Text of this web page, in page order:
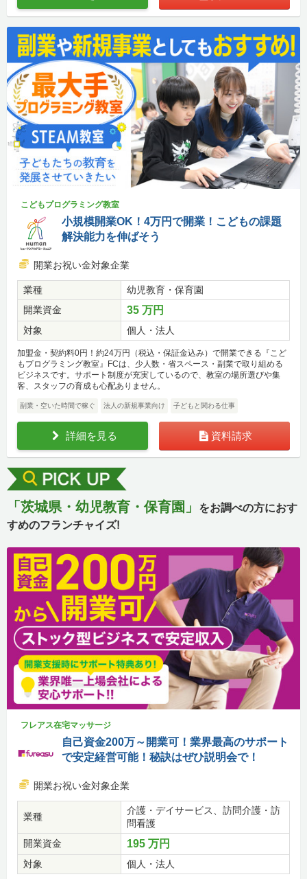
こどもプログラミング教室
小規模開業OK！4万円で開業！こどもの課題
解決能力を伸ばそう
開業お祝い金対象企業
業種
幼児教育・保育園
開業資金
35 万円
対象 個人・法人
加盟金・契約料0円！約24万円（税込・保証金込み）で開業できる『こど
もプログラミング教室』FCは、少人数・省スペース・副業で取り組める
ビジネスです。サポート制度が充実しているので、教室の場所選びや集
客、スタッフの育成も心配ありません。
副業・空いた時間で稼ぐ 法人の新規事業向け 子どもと関わる仕事
詳細を見る 資料請求
「茨城県・幼児教育・保育園」
をお調べの方におす
すめのフランチャイズ!
フレアス在宅マッサージ
自己資金200万～開業可！業界最高のサポート
で安定経営可能！秘訣はぜひ説明会で！
開業お祝い金対象企業
業種
介護・デイサービス、訪問介護・訪
問看護
開業資金
195 万円
対象 個人・法人